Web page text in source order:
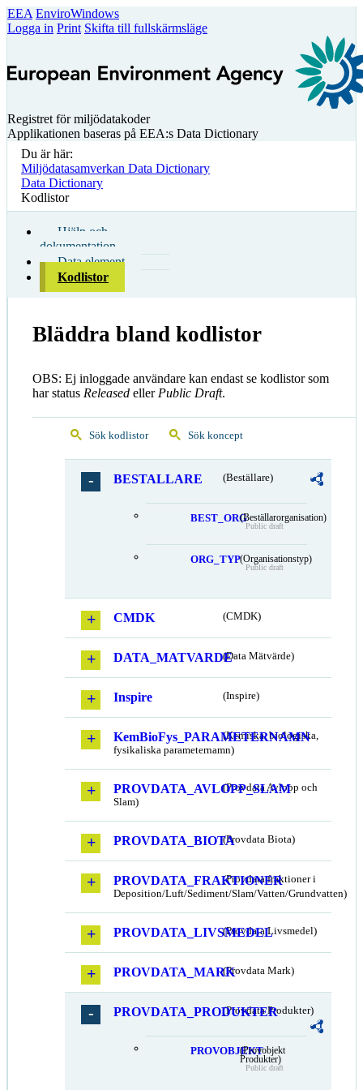
EEA EnviroWindows
Logga in Print Skifta till fullskärmsläge
Registret för miljödatakoder
Applikationen baseras på EEA:s Data Dictionary
Du är här:
Miljödatasamverkan Data Dictionary
Data Dictionary
Kodlistor
Hjälp och
dokumentation
Data element
Kodlistor
Bläddra bland kodlistor
OBS: Ej inloggade användare kan endast se kodlistor som
har status Released eller Public Draft.
Sök kodlistor Sök koncept
BESTALLARE (Beställare)
BEST_ORG(Beställarorganisation)
Public draft
ORG_TYP(Organisationstyp)
Public draft
CMDK (CMDK)
DATA_MATVARDE(Data Mätvärde)
Inspire (Inspire)
KemBioFys_PARAMETERNAMN
(Kemiska, biologiska,
fysikaliska parameternamn)
PROVDATA_AVLOPP_SLAM
(Provdata Avlopp och
Slam)
PROVDATA_BIOTA(Provdata Biota)
PROVDATA_FRAKTIONER
(Provdata fraktioner i
Deposition/Luft/Sediment/Slam/Vatten/Grundvatten)
PROVDATA_LIVSMEDEL
(Provdata Livsmedel)
PROVDATA_MARK(Provdata Mark)
PROVDATA_PRODUKTER
(Provdata Produkter)
PROVOBJEKT(Provobjekt
Produkter)
Public draft